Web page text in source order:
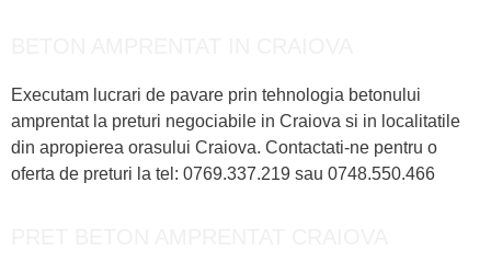
Executam lucrari de pavare prin tehnologia betonului
amprentat la preturi negociabile in Craiova si in localitatile
din apropierea orasului Craiova. Contactati-ne pentru o
oferta de preturi la tel: 0769.337.219 sau 0748.550.466